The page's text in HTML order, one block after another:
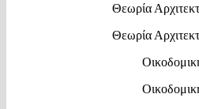
Θεωρία
Θεωρία